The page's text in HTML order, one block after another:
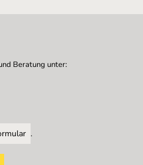
Beratung unter:
.